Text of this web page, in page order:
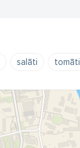
salāti tomāti